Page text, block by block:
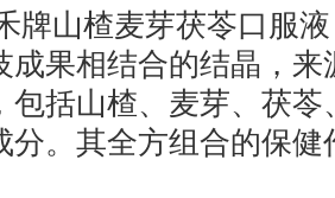
牌山楂麦芽茯苓口服
成果相结合的结晶，
包括山楂、麦芽、茯
分。其全方组合的保